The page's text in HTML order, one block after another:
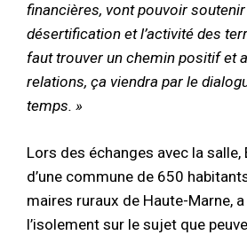
financières, vont pouvoir
désertification et l’activité des
faut trouver un chemin positif et
relations, ça viendra par le
temps. »
Lors des échanges avec la salle,
d’une commune de 650
maires ruraux de Haute-Marne,
l’isolement sur le sujet que